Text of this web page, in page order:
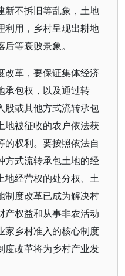
新不拆旧等乱象，土地
利用，乡村呈现出耕地
等衰败景象。
改革，要保证集体经济
承包权，以及通过转
股或其他方式流转承包
地被征收的农户依法获
的权利。要按照依法自
方式流转承包土地的经
地经营权的处分权、土
制度改革已成为解决村
产权益和从事非农活动
家乡村准入的核心制度
度改革将为乡村产业发